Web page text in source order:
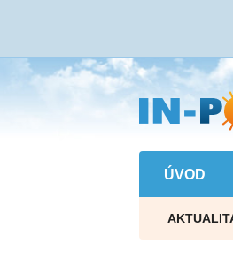
Přejít
na
hlavní
obsah
ÚVOD